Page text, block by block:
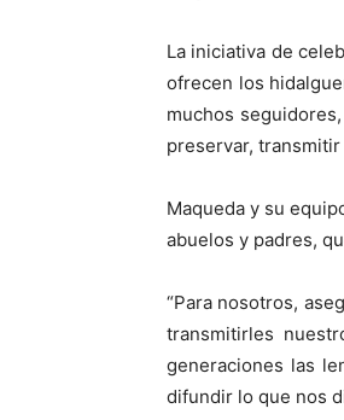
La iniciativa de
ofrecen los
muchos
preservar,
Maqueda y su
abuelos y padres,
“Para nosotros,
transmitirles
generaciones las
difundir lo que nos